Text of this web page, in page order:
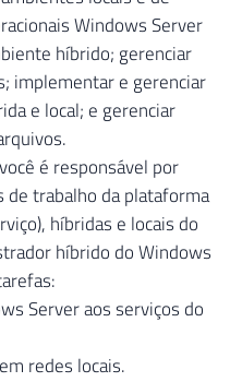
Windows Server
híbrido; gerenciar
implementar e gerenciar
e local; e gerenciar
é responsável por
de trabalho da plataforma
híbridas e locais do
híbrido do Windows
Server aos serviços do
redes locais.